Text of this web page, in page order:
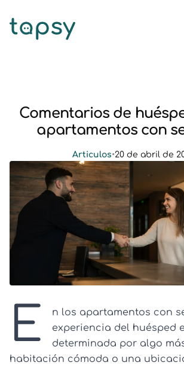
Comentarios de
apartamentos con
Articulos•20 de abril de
E
n los apartamentos con
experiencia del huésped
determinada por algo
habitación cómoda o una